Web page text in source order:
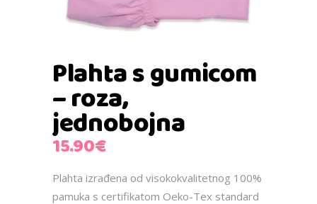
Plahta s gumicom
– roza,
jednobojna
15.90€
Plahta izrađena od visokokvalitetnog 100%
pamuka s certifikatom Oeko-Tex standard